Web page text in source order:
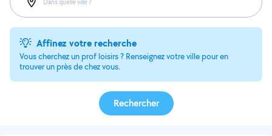
Affinez votre recherche
Vous cherchez un prof loisirs ? Renseignez votre ville pour en
trouver un près de chez vous.
Rechercher